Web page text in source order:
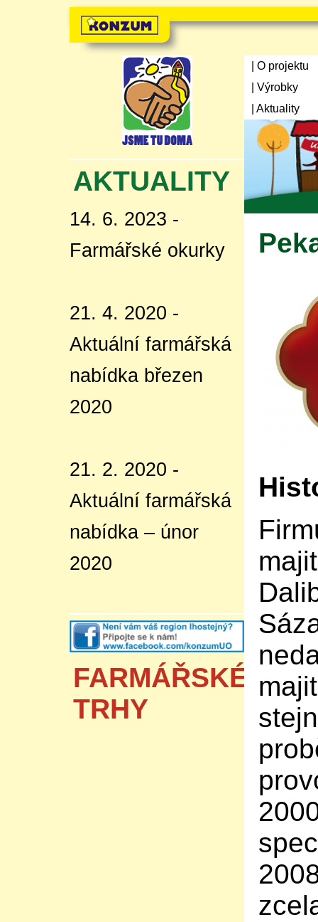
AKTUALITY
14. 6. 2023 -
Farmářské okurky
21. 4. 2020 -
Aktuální farmářská
nabídka březen
2020
21. 2. 2020 -
Aktuální farmářská
nabídka – únor
2020
FARMÁŘSKÉ
TRHY
| O projektu
| Výrobky
| Aktuality